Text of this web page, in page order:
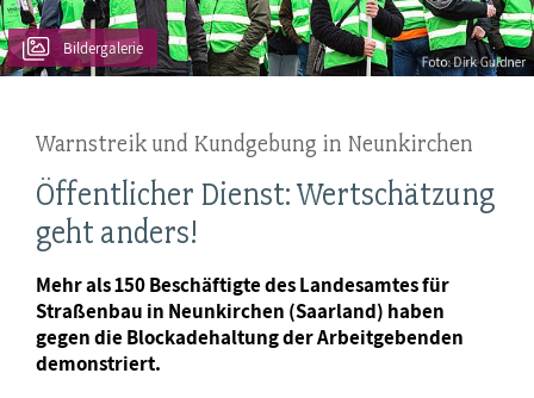
Bildergalerie
Warnstreik und Kundgebung in Neunkirchen
Öffentlicher Dienst: Wertschätzung
geht anders!
Mehr als 150 Beschäftigte des Landesamtes für
Straßenbau in Neunkirchen (Saarland) haben
gegen die Blockadehaltung der Arbeitgebenden
demonstriert.